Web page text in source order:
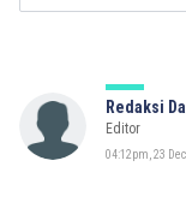
Redaksi
Editor
04:12pm, 23